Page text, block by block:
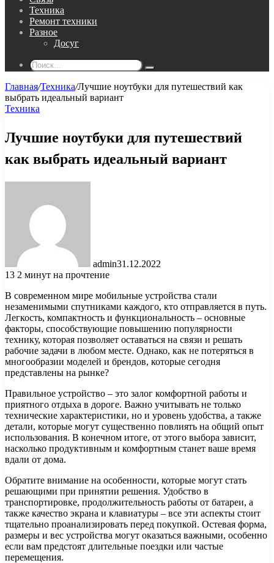
Техника
Ремонт техники
Разное
Досуг
Поиск...
Главная/Техника/Лучшие ноутбуки для путешествий как
выбрать идеальный вариант
Техника
Лучшие ноутбуки для путешествий
как выбрать идеальный вариант
admin31.12.2022
13 2 минут на прочтение
В современном мире мобильные устройства стали
незаменимыми спутниками каждого, кто отправляется в путь.
Легкость, компактность и функциональность – основные
факторы, способствующие повышению популярности
технику, которая позволяет оставаться на связи и решать
рабочие задачи в любом месте. Однако, как не потеряться в
многообразии моделей и брендов, которые сегодня
представлены на рынке?
Правильное устройствo – это залог комфортной работы и
приятного отдыха в дороге. Важно учитывать не только
технические характеристики, но и уровень удобства, а также
детали, которые могут существенно повлиять на общий опыт
использования. В конечном итоге, от этого выбора зависит,
насколько продуктивным и комфортным станет ваше время
вдали от дома.
Обратите внимание на особенности, которые могут стать
решающими при принятии решения. Удобство в
транспортировке, продолжительность работы от батареи, а
также качество экрана и клавиатуры – все эти аспекты стоит
тщательно проанализировать перед покупкой. Остевая форма,
размеры и вес устройства могут оказаться важными, особенно
если вам предстоят длительные поездки или частые
перемещения.